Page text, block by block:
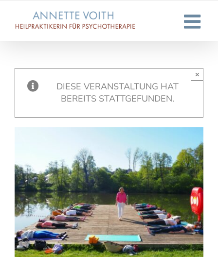
springen
DIESE VERANSTALTUNG HAT
BEREITS STATTGEFUNDEN.
×